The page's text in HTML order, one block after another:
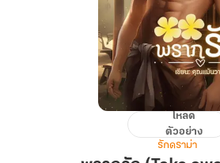
พราก
(Take
โหลด
ตัวอย่าง
รักดราม่า